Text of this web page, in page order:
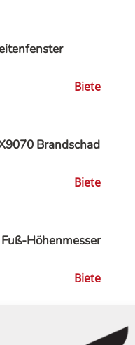
Biete
Brandschad
Biete
Höhenmesser
Biete